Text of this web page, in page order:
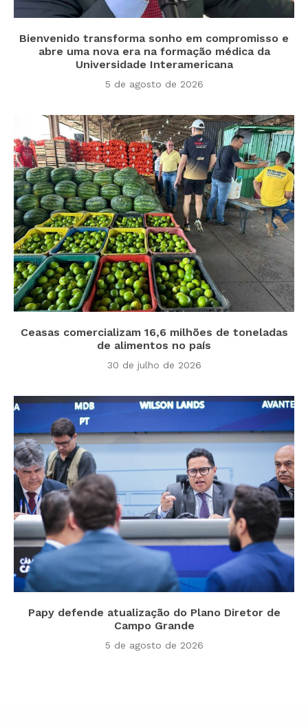
Bienvenido transforma sonho em compromisso e
abre uma nova era na formação médica da
Universidade Interamericana
5 de agosto de 2026
Ceasas comercializam 16,6 milhões de toneladas
de alimentos no país
30 de julho de 2026
Papy defende atualização do Plano Diretor de
Campo Grande
5 de agosto de 2026